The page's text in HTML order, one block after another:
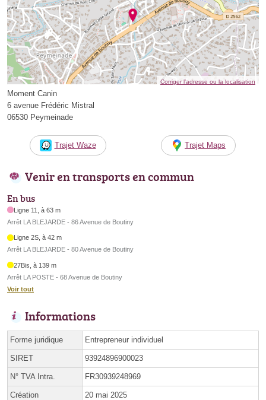
Corriger l’adresse ou la localisation
Moment Canin
6 avenue Frédéric Mistral
06530 Peymeinade
Trajet Waze Trajet Maps
Venir en transports en commun
En bus
Ligne 11, à 63 m
Arrêt LA BLEJARDE - 86 Avenue de Boutiny
Ligne 2S, à 42 m
Arrêt LA BLEJARDE - 80 Avenue de Boutiny
27Bis, à 139 m
Arrêt LA POSTE - 68 Avenue de Boutiny
Voir tout
Informations
Forme juridique Entrepreneur individuel
SIRET 93924896900023
N° TVA Intra. FR30939248969
Création 20 mai 2025